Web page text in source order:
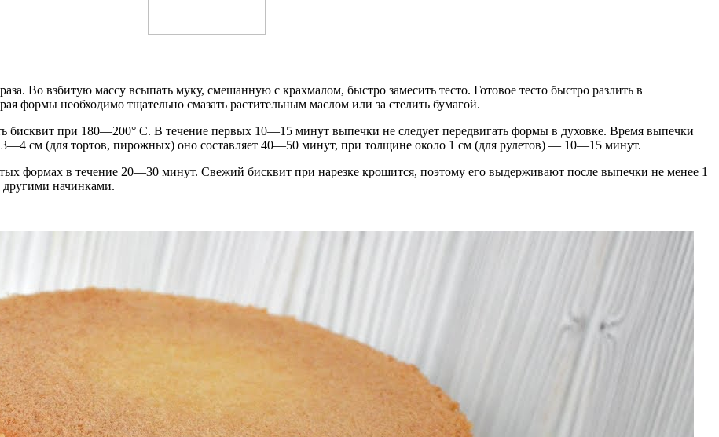
Во взбитую массу всыпать муку, смешанную с крахмалом, быстро замесить тесто. Готовое тесто быстро разлить в
формы необходимо тщательно смазать растительным маслом или за стелить бумагой.
бисквит при 180—200° C. В течение первых 10—15 минут выпечки не следует передвигать формы в духовке. Время выпечки
см (для тортов, пирожных) оно составляет 40—50 минут, при толщине около 1 см (для рулетов) — 10—15 минут.
формах в течение 20—30 минут. Свежий бисквит при нарезке крошится, поэтому его выдерживают после выпечки не менее 1
начинками.